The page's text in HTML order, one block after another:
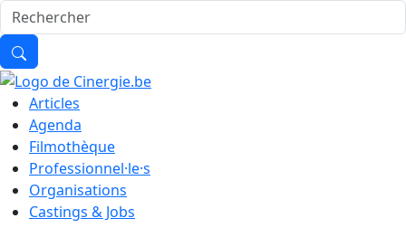
Articles
Agenda
Filmothèque
Professionnel·le·s
Organisations
Castings & Jobs